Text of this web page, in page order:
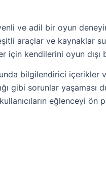
ve adil bir oyun
araçlar ve kaynaklar
için kendilerini oyun dışı
bilgilendirici içerikler
gibi sorunlar yaşaması
eğlenceyi ön